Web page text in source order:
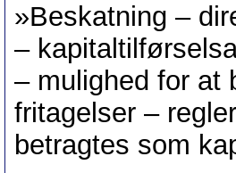
»Beskatning –
–
– mulighed for at
fritagelser –
betragtes som